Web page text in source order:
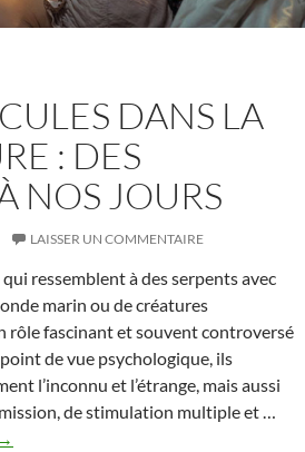
DANS LA
: DES
NOS JOURS
LAISSER UN COMMENTAIRE
ressemblent à des serpents avec
marin ou de créatures
rôle fascinant et souvent controversé
de vue psychologique, ils
l’inconnu et l’étrange, mais aussi
de stimulation multiple et …
Les
→